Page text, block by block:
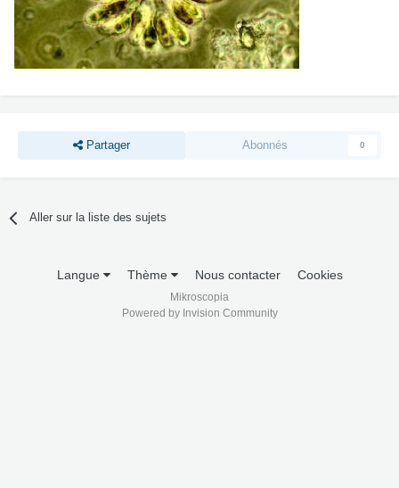
Partager Abonnés 0
Aller sur la liste des sujets
Langue Thème Nous contacter Cookies
Mikroscopia
Powered by Invision Community